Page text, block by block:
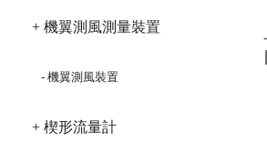
+ 機翼測風測量裝置
- 機翼測風裝置
+ 楔形流量計